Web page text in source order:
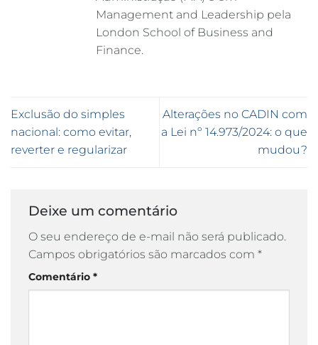
Management and Leadership pela
London School of Business and
Finance.
Exclusão do simples
nacional: como evitar,
reverter e regularizar
Alterações no CADIN com
a Lei nº 14.973/2024: o que
mudou?
Deixe um comentário
O seu endereço de e-mail não será publicado.
Campos obrigatórios são marcados com *
Comentário *